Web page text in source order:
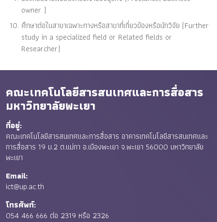
owner )
ศึกษาต่อในสาขาเฉพาะทางหรือสาขาที่เกี่ยวข้องหรือนักวิจัย (Further
study in a specialized field or Related fields or
Researcher)
คณะเทคโนโลยีสารสนเทศและการสื่อสาร
มหาวิทยาลัยพะเยา
ที่อยู่:
คณะเทคโนโลยีสารสนเทศและการสื่อสาร อาคารเทคโนโลยีสารสนเทศและ
การสื่อสาร 19 ม.2 ต.แม่กา อ.เมืองพะเยา จ.พะเยา 56000 มหาวิทยาลัย
พะเยา
Email:
ict@up.ac.th
โทรศัพท์:
054 466 666 ต่อ 2319 หรือ 2326